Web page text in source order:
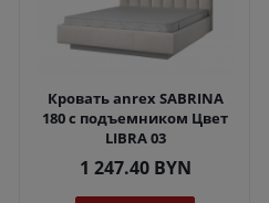
Кровать anrex SABRINA
180 с подъемником Цвет
LIBRA 03
1 247.40BYN